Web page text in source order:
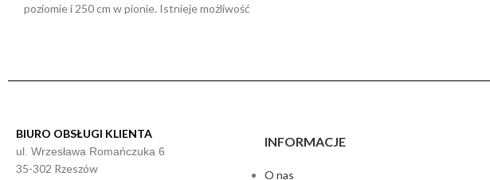
poziomie i 250 cm w pionie. Istnieje możliwość
BIURO OBSŁUGI KLIENTA
ul. Wrzesława Romańczuka 6
35-302 Rzeszów
INFORMACJE
O nas